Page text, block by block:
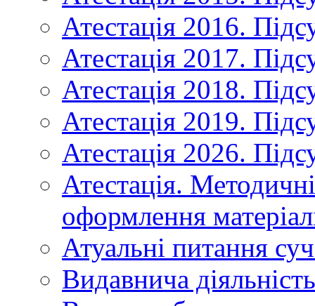
Атестація 2016.
Атестація 2017.
Атестація 2018.
Атестація 2019.
Атестація 2026.
Атестація.
оформлення
Атуальні питання
Видавнича діяльність